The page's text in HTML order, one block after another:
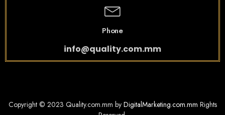
Phone
info@quality.com.mm
Copyright © 2023 Quality.com.mm by DigitalMarketing.com.mm Rights